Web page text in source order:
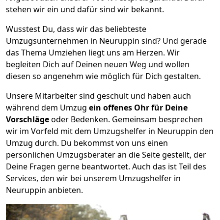
stehen wir ein und dafür sind wir bekannt.
Wusstest Du, dass wir das beliebteste
Umzugsunternehmen in Neuruppin sind? Und gerade
das Thema Umziehen liegt uns am Herzen. Wir
begleiten Dich auf Deinen neuen Weg und wollen
diesen so angenehm wie möglich für Dich gestalten.
Unsere Mitarbeiter sind geschult und haben auch
während dem Umzug ein offenes Ohr für Deine
Vorschlägeoder Bedenken. Gemeinsam besprechen
wir im Vorfeld mit dem Umzugshelfer in Neuruppin den
Umzug durch. Du bekommst von uns einen
persönlichen Umzugsberater an die Seite gestellt, der
Deine Fragen gerne beantwortet. Auch das ist Teil des
Services, den wir bei unserem Umzugshelfer in
Neuruppin anbieten.